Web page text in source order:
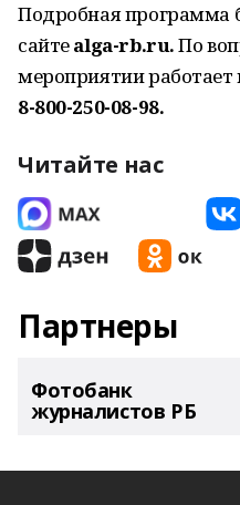
Подробная программа
сайтеalga-rb.ru.По
мероприятии
8-800-250-08-98.
Читайте нас
Партнеры
Фотобанк
журналистов РБ